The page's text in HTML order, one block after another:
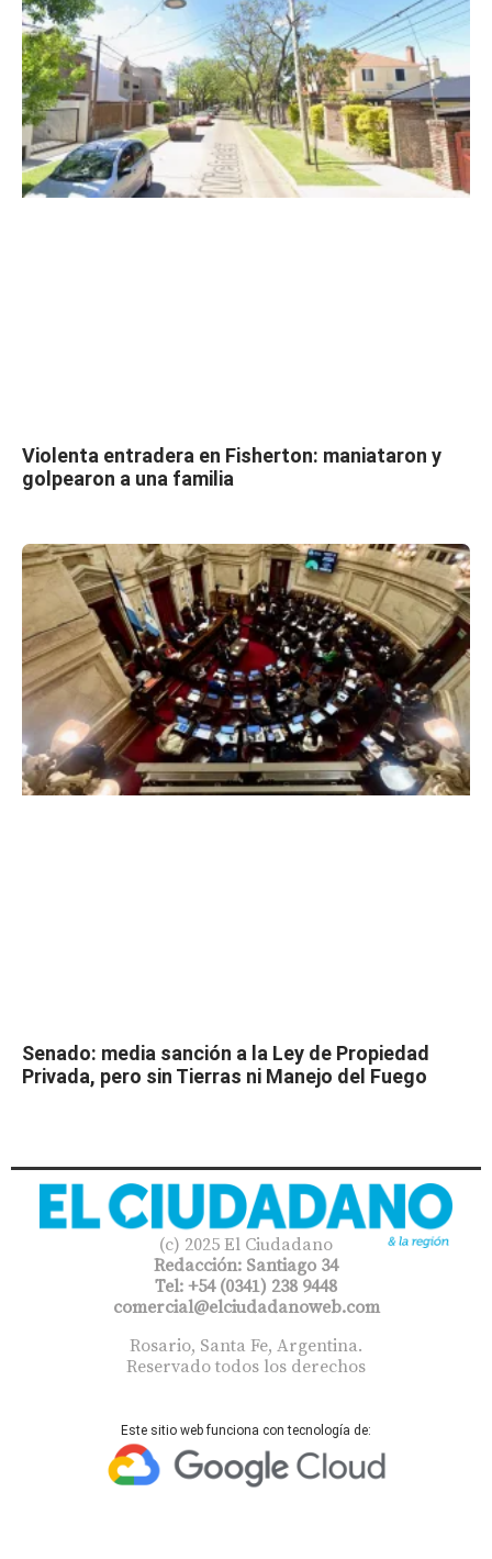
Violenta entradera en Fisherton: maniataron y
golpearon a una familia
Senado: media sanción a la Ley de Propiedad
Privada, pero sin Tierras ni Manejo del Fuego
(c) 2025 El Ciudadano
Redacción: Santiago 34
Tel: +54 (0341) 238 9448
comercial@elciudadanoweb.com​
Rosario, Santa Fe, Argentina.
Reservado todos los derechos
Este sitio web funciona con tecnología de: